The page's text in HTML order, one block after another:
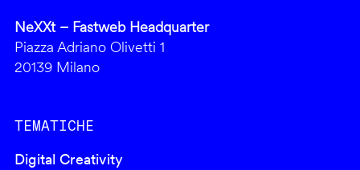
NeXXt – Fastweb Headquarter
Piazza Adriano Olivetti 1
20139 Milano
TEMATICHE
Digital Creativity